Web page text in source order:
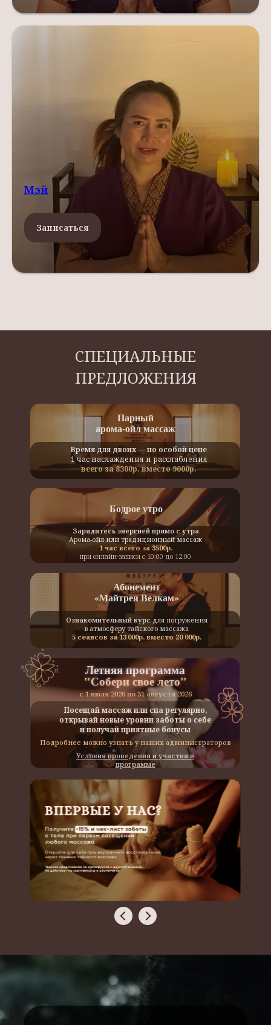
Мэй
Записаться
Парный
арома-ойл массаж
СПЕЦИАЛЬНЫЕ
ПРЕДЛОЖЕНИЯ
Время для двоих — по особой цене
1 час наслаждения и расслабления
всего за 8300р. вместо 9000р.
Бодрое утро
Зарядитесь энергией прямо с утра
Арома-ойл или традиционный массаж
1 час всего за 3500р.
при онлайн-записи с 10:00 до 12:00
Летняя программа
"Собери свое лето"
Абонемент
«Майтрея Велкам»
Ознакомительный курс для погружения
в атмосферу тайского массажа
5 сеансов за 13 000р. вместо 20 000р.
с 1 июля 2026 по 31 августа 2026
Посещай массаж или спа регулярно,
открывай новые уровни заботы о себе
и получай приятные бонусы
Подробнее можно узнать у наших администраторов
♡
Условия проведения и участия в
программе